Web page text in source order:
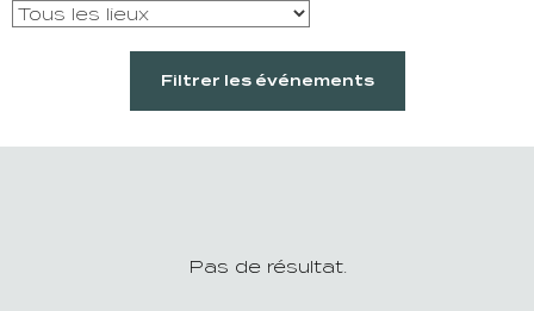
Filtrer les événements
Pas de résultat.